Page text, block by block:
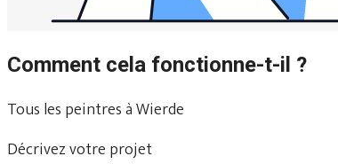
Comment cela fonctionne-t-il ?
Tous les peintres à Wierde
Décrivez votre projet